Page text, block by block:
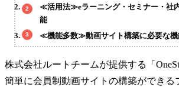
≪活用法≫eラーニング・セミナー・社
能
≪機能多数≫動画サイト構築に必要な機
株式会社ルートチームが提供する「
簡単に会員制動画サイトの構築ができる